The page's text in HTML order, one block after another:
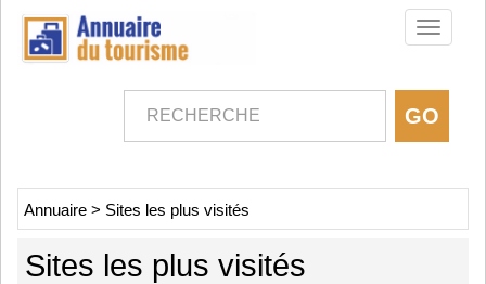
Toggle
Annuaire > Sites les plus visités
Sites les plus visités